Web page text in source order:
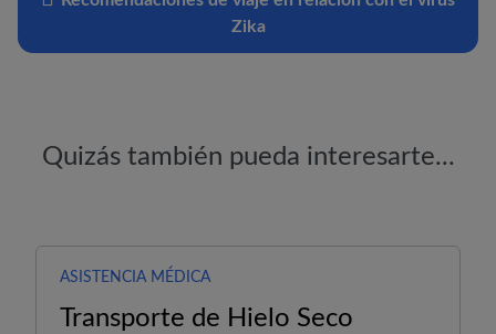
Zika
Quizás también pueda interesarte...
ASISTENCIA MÉDICA
Transporte de Hielo Seco